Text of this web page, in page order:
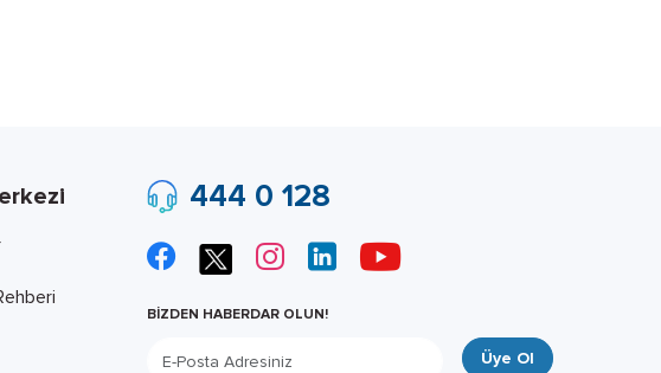
444 0 128
BİZDEN HABERDAR OLUN!
Üye Ol